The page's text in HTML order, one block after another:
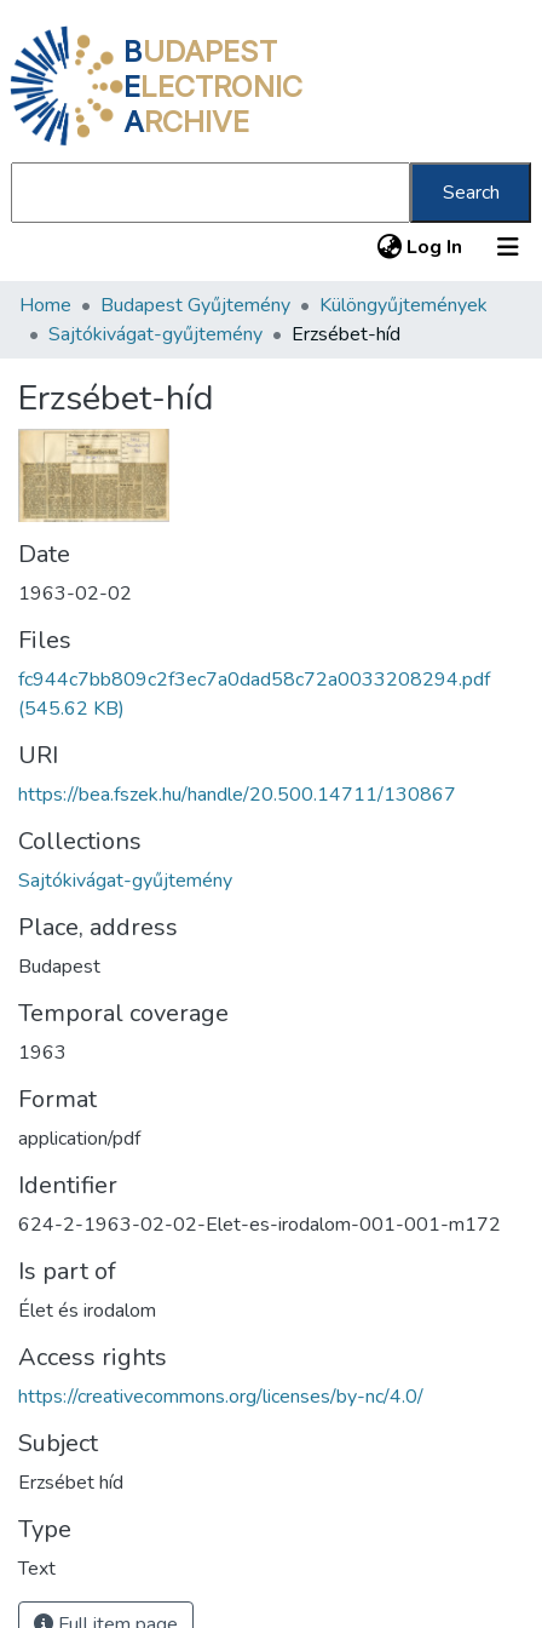
BUDAPEST
ELECTRONIC
ARCHIVE
Search
Log In (current)
Communities & Collections
Statistics
About us
Home Budapest Gyűjtemény
Különgyűjtemények
Sajtókivágat-gyűjtemény
Erzsébet-híd
Erzsébet-híd
Date
1963-02-02
Files
fc944c7bb809c2f3ec7a0dad58c72a0033208294.pdf
(545.62 KB)
URI
https://bea.fszek.hu/handle/20.500.14711/130867
Collections
Sajtókivágat-gyűjtemény
Place, address
Budapest
Temporal coverage
1963
Format
application/pdf
Identifier
624-2-1963-02-02-Elet-es-irodalom-001-001-m172
Is part of
Élet és irodalom
Access rights
https://creativecommons.org/licenses/by-nc/4.0/
Subject
Erzsébet híd
Type
Text